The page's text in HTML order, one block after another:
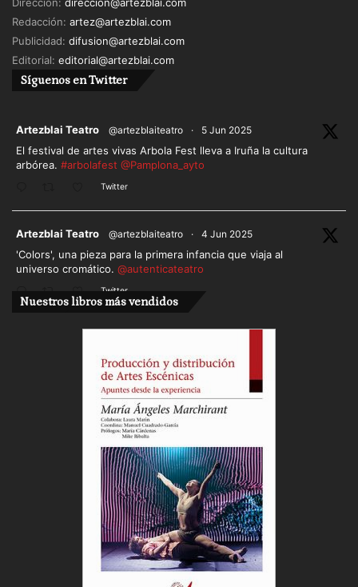
Dirección: direccion@artezblai.com
Redacción: artez@artezblai.com
Publicidad: difusion@artezblai.com
Editorial: editorial@artezblai.com
Síguenos en Twitter
Artezblai Teatro @artezblaiteatro · 5 Jun 2025
El festival de artes vivas Arbola Fest lleva a Iruña la cultura
arbórea. #arbolafest @Pamplona_ayto
Twitter
Artezblai Teatro @artezblaiteatro · 4 Jun 2025
'Colors', una pieza para la primera infancia que viaja al
universo cromático. @autenticateatro
Twitter
Cargar más
Nuestros libros más vendidos